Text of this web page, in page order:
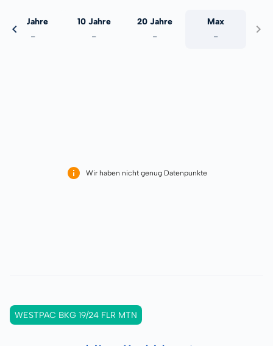
5 Jahre
-
10 Jahre
-
20 Jahre
-
Max
-
Wir haben nicht genug Datenpunkte
WESTPAC BKG 19/24 FLR MTN